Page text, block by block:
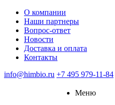
О компании
Наши партнеры
Вопрос-ответ
Новости
Доставка и оплата
Контакты
info@himbio.ru +7 495 979-11-84
Меню